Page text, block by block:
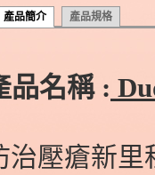
產品簡介 產品規格
品名稱 :
治壓瘡新